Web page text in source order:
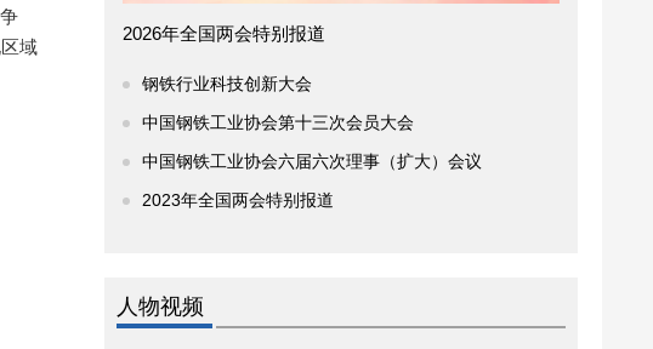
域
2026年全国两会特别报道
钢铁行业科技创新大会
中国钢铁工业协会第十三次会员大会
中国钢铁工业协会六届六次理事（扩大）会议
2023年全国两会特别报道
人物视频